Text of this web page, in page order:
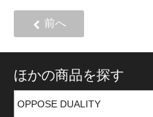
前へ
ほかの商品を探す